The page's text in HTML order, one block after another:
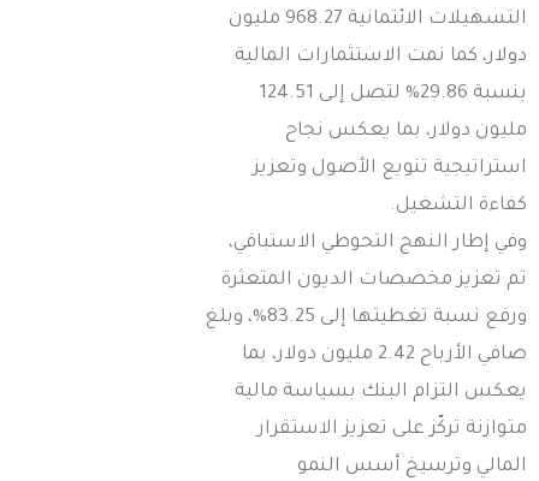
التسهيلات الائتمانية 968.27 مليون
كما نمت الاستثمارات المالية
بنسبة 29.86% لتصل إلى 124.51
دولار، بما يعكس نجاح
تنويع الأصول وتعزيز
التشغيل.
إطار النهج التحوطي الاستباقي،
تعزيز مخصصات الديون المتعثرة
ورفع نسبة تغطيتها إلى 83.25%، وبلغ
صافي الأرباح 2.42 مليون دولار، بما
التزام البنك بسياسة مالية
تركّز على تعزيز الاستقرار
وترسيخ أسس النمو